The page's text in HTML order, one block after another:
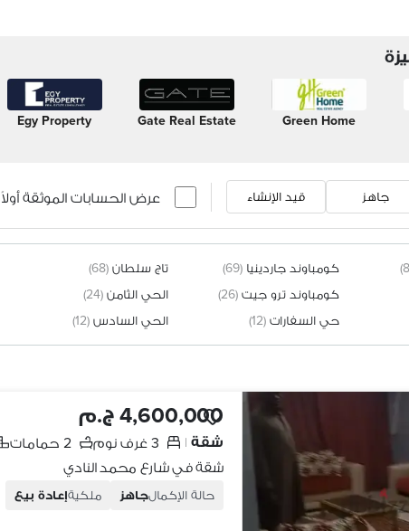
Green Home
Gate Real Estate
Egy Property
جاهز قيد الإنشاء عرض الحسابات الموثقة أولاً
كومباوند جاردينيا (69) تاج سلطان(68)
كومباوند ترو جيت (26) الحي الثامن(24)
حي السفارات (12) الحي السادس(12)
4,600,000 ج.م
شقة | 3 غرف نوم 2 حمامات
شقة في شارع محمد النادي
حالة الإكمالجاهز ملكيةإعادة بيع